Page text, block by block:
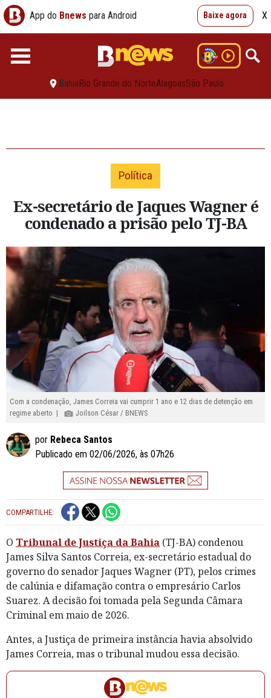
App do Bnews para Android Baixe agora X
BahiaRio Grande do NorteAlagoasSão Paulo
Política
Ex-secretário de Jaques Wagner é
condenado a prisão pelo TJ-BA
Com a condenação, James Correia vai cumprir 1 ano e 12 dias de detenção em
regime aberto |
Joilson César / BNEWS
por Rebeca Santos
Publicado em 02/06/2026, às 07h26
COMPARTILHE:
O Tribunal de Justiça da Bahia (TJ-BA) condenou
James Silva Santos Correia, ex-secretário estadual do
governo do senador Jaques Wagner (PT), pelos crimes
de calúnia e difamação contra o empresário Carlos
Suarez. A decisão foi tomada pela Segunda Câmara
Criminal em maio de 2026.
Antes, a Justiça de primeira instância havia absolvido
James Correia, mas o tribunal mudou essa decisão.